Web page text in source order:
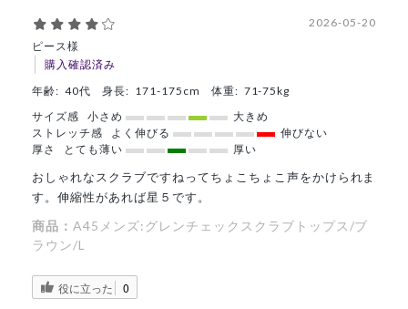
ピース様
購入確認済み
2026-05-20
年齢: 40代 身長: 171-175cm 体重: 71-75kg
サイズ感
小さめ
大きめ
ストレッチ感
よく伸びる
伸びない
厚さ
とても薄い 厚い
おしゃれなスクラブですねってちょこちょこ声をかけられま
す。伸縮性があれば星５です。
商品： A45メンズ:グレンチェックスクラブトップス/ブ
ラウン/L
役に立った 0